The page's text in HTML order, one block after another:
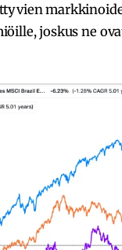
joskus ne